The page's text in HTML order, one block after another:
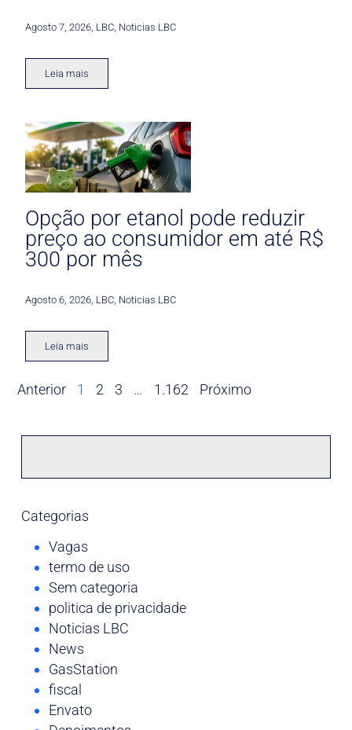
Agosto 7, 2026 LBC Noticias LBC
Leia mais
Opção por etanol pode reduzir
preço ao consumidor em até R$
300 por mês
Agosto 6, 2026 LBC Noticias LBC
Leia mais
Anterior 1 2 3 … 1.162 Próximo
Categorias
Vagas
termo de uso
Sem categoria
politica de privacidade
Noticias LBC
News
GasStation
fiscal
Envato